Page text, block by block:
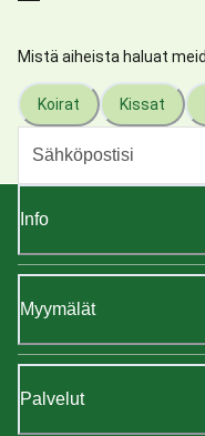
Mistä aiheista haluat
Koirat Kissat
Info
Myymälät
Palvelut